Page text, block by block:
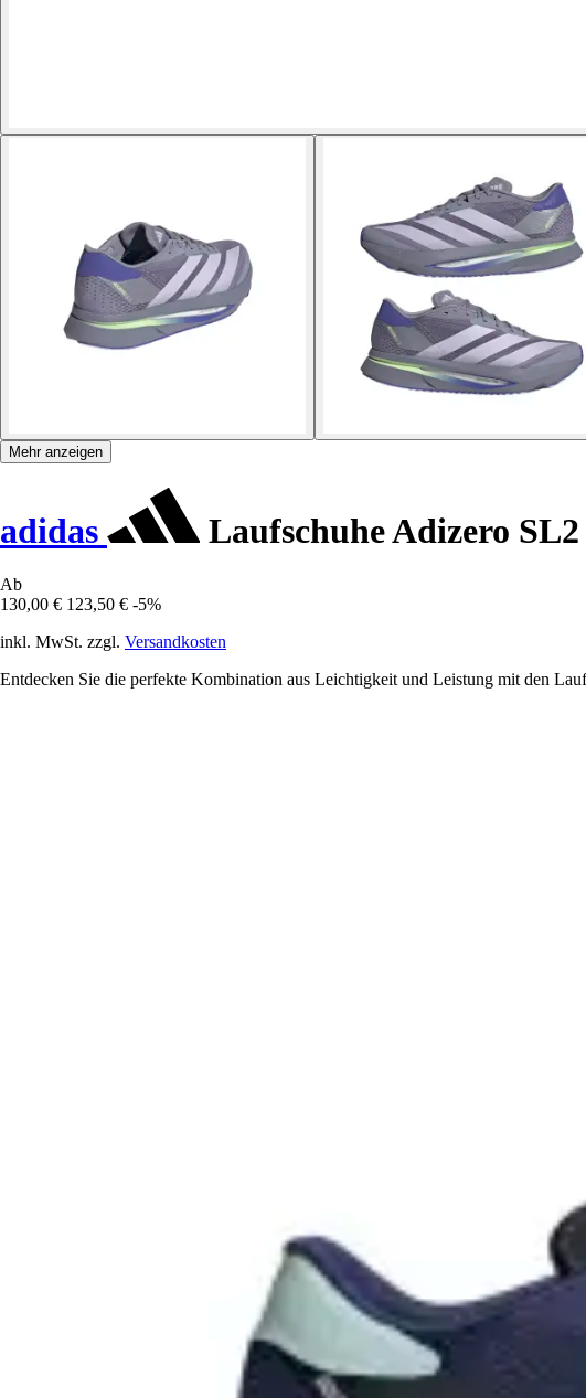
Mehr anzeigen
adidas Laufschuhe Adizero
Ab
130,00 € 123,50 € -5%
inkl. MwSt. zzgl. Versandkosten
Entdecken Sie die perfekte Kombination aus Leichtigkeit und Leistung mit den